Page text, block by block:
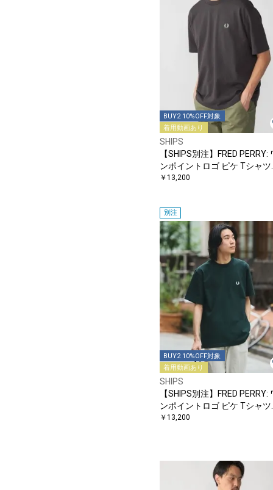
BUY2 10%OFF対象
着用動画あり
SHIPS
【SHIPS別注】FRED PERRY:
ンポイントロゴ ピケ Tシャツ
26SS
￥13,200
別注
BUY2 10%OFF対象
着用動画あり
SHIPS
【SHIPS別注】FRED PERRY:
ンポイントロゴ ピケ Tシャツ
26SS
￥13,200